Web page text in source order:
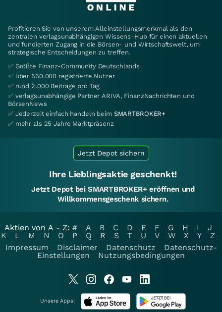
Profitieren Sie von unserem Alleinstellungsmerkmal als den
zentralen verlagsunabhängigen Wissens-Hub für einen aktuellen
und fundierten Zugang in die Börsen- und Wirtschaftswelt, um
strategische Entscheidungen zu treffen.
✅ Größte Finanz-Community Deutschlands
✅ über 550.000 registrierte Nutzer
✅ rund 2.000 Beiträge pro Tag
✅ verlagsunabhängige Partner ARIVA, FinanzNachrichten und
BörsenNews
✅ Jederzeit einfach handeln beim SMARTBROKER+
✅ mehr als 25 Jahre Marktpräsenz
Jetzt Depot sichern
Ihre Lieblingsaktie geschenkt!
Jetzt Depot bei SMARTBROKER+ eröffnen und
Willkommensgeschenk sichern.
Aktien von A - Z: # A B C D E F G H I
J
K
L M N O P Q R S T U V W X Y
Z
Impressum
Disclaimer Datenschutz
Datenschutz-
Einstellungen
Nutzungsbedingungen
Unsere Apps: